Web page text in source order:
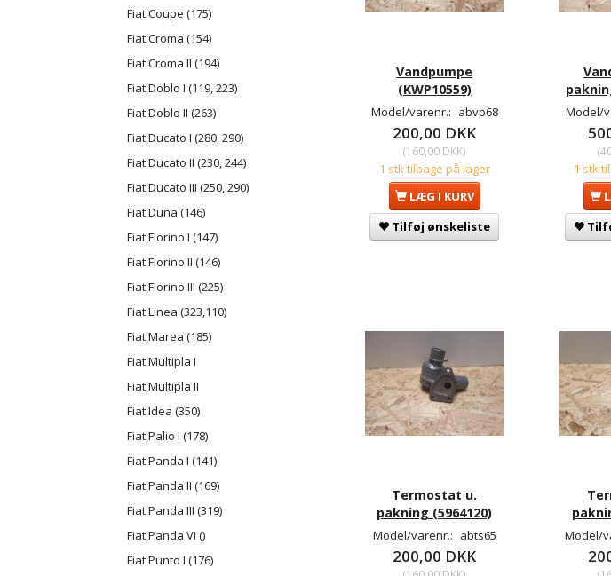
Fiat Coupe (175)
Fiat Croma (154)
Fiat Croma II (194)
Fiat Doblo I (119, 223)
Fiat Doblo II (263)
Fiat Ducato I (280, 290)
Fiat Ducato II (230, 244)
Fiat Ducato III (250, 290)
Fiat Duna (146)
Fiat Fiorino I (147)
Fiat Fiorino II (146)
Fiat Fiorino III (225)
Fiat Linea (323,110)
Fiat Marea (185)
Fiat Multipla I
Fiat Multipla II
Fiat Idea (350)
Fiat Palio I (178)
Fiat Panda I (141)
Fiat Panda II (169)
Fiat Panda III (319)
Fiat Panda VI ()
Fiat Punto I (176)
Vandpumpe
(KWP10559)
Model/varenr.: abvp68
200,00 DKK
(160,00 DKK)
1 stk tilbage på lager
LÆG I KURV
Tilføj ønskeliste
Model/
(
1 stk
Termostat u.
pakning (5964120)
Model/varenr.: abts65
200,00 DKK
Model/